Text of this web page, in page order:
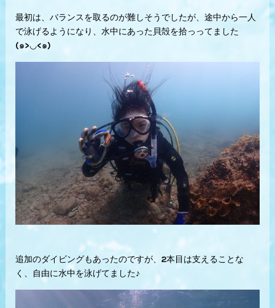
最初は、バランスを取るのが難しそうでしたが、途中から一人
で泳げるようになり、水中にあった貝殻を拾っってました
(๑>◡<๑)
追加のダイビングもあったのですが、2本目は支えることな
く、自由に水中を泳げてました♪